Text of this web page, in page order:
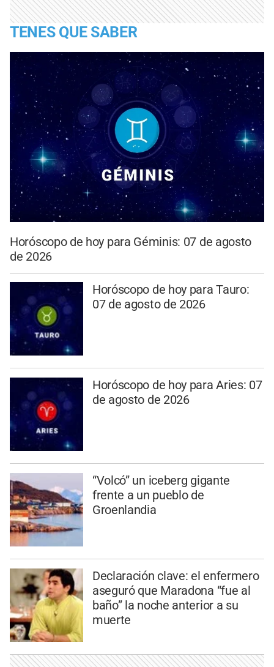
TENES QUE SABER
Horóscopo de hoy para Géminis: 07 de agosto
de 2026
Horóscopo de hoy para Tauro:
07 de agosto de 2026
Horóscopo de hoy para Aries: 07
de agosto de 2026
“Volcó” un iceberg gigante
frente a un pueblo de
Groenlandia
Declaración clave: el enfermero
aseguró que Maradona “fue al
baño” la noche anterior a su
muerte